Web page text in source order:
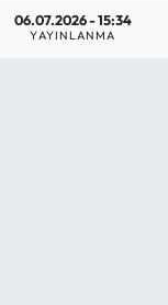
06.07.2026 - 15:34
YAYINLANMA
Röportaj